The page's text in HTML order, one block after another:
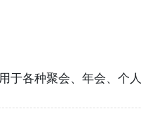
于各种聚会、年会、个